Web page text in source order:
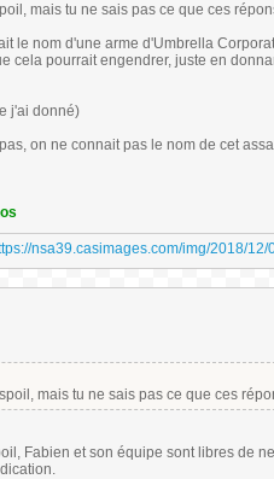
mais tu ne sais pas ce que ces
le nom d'une arme d'Umbrella
cela pourrait engendrer, juste en
j'ai donné)
on ne connait pas le nom de cet
mais tu ne sais pas ce que ces
Fabien et son équipe sont libres de